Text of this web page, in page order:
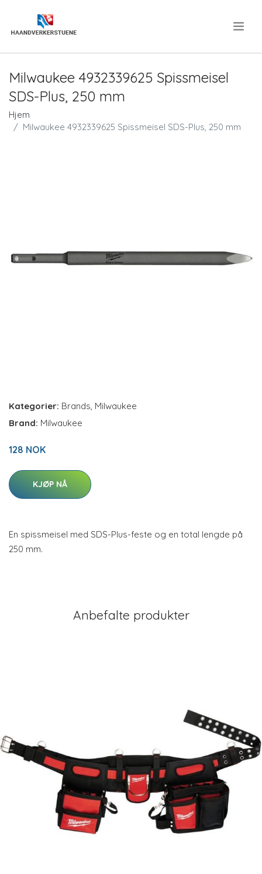
Milwaukee 4932339625 Spissmeisel
SDS-Plus, 250 mm
Hjem
Milwaukee 4932339625 Spissmeisel SDS-Plus, 250 mm
Kategorier: Brands, Milwaukee
Brand: Milwaukee
128 NOK
KJØP NÅ
En spissmeisel med SDS-Plus-feste og en total lengde på
250 mm.
Anbefalte produkter